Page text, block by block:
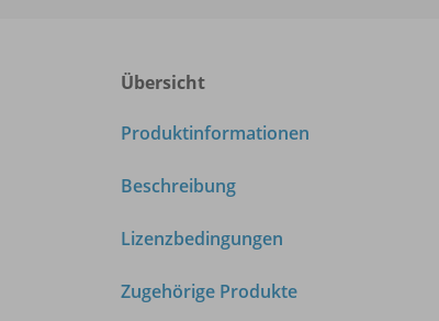
Übersicht
Produktinformationen
Beschreibung
Lizenzbedingungen
Zugehörige Produkte